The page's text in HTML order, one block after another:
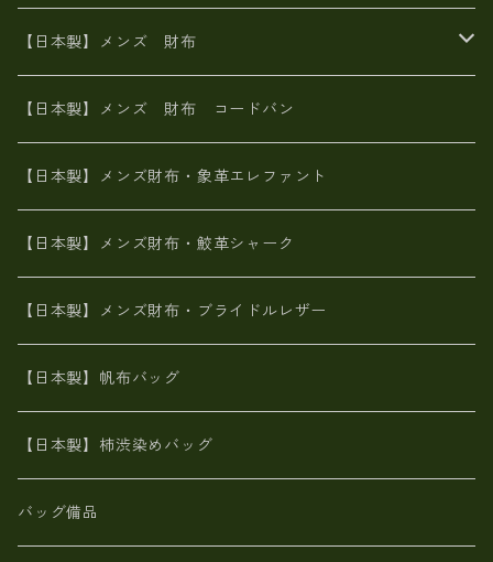
メタリック
革友禅染め
ポーテッド
メタリック
革友禅染め
ヌメ革
がま口財布
革友禅染め
山羊革
火山灰染め
名刺入れ・キーケース、他
【日本製】メンズ 財布
象革エレファント【日本製】メンズ 財布
鮫革シャーク【日本製】メンズ 財布
ブライドルレザー【日本製】メンズ 財布
MAISON de HIROAN 【日本製】メンズ 財布
栃木レザー 【日本製】メンズ 財布
革小物・財布【日本製】メンズ レディース
【日本製】メンズ 財布 アザラシ革(シールスキン)
【日本製】メンズ 財布 コードバン
【日本製】メンズ財布・象革エレファント
【日本製】メンズ財布・鮫革シャーク
【日本製】メンズ財布・ブライドルレザー
【日本製】帆布バッグ
【日本製】柿渋染めバッグ
バッグ備品